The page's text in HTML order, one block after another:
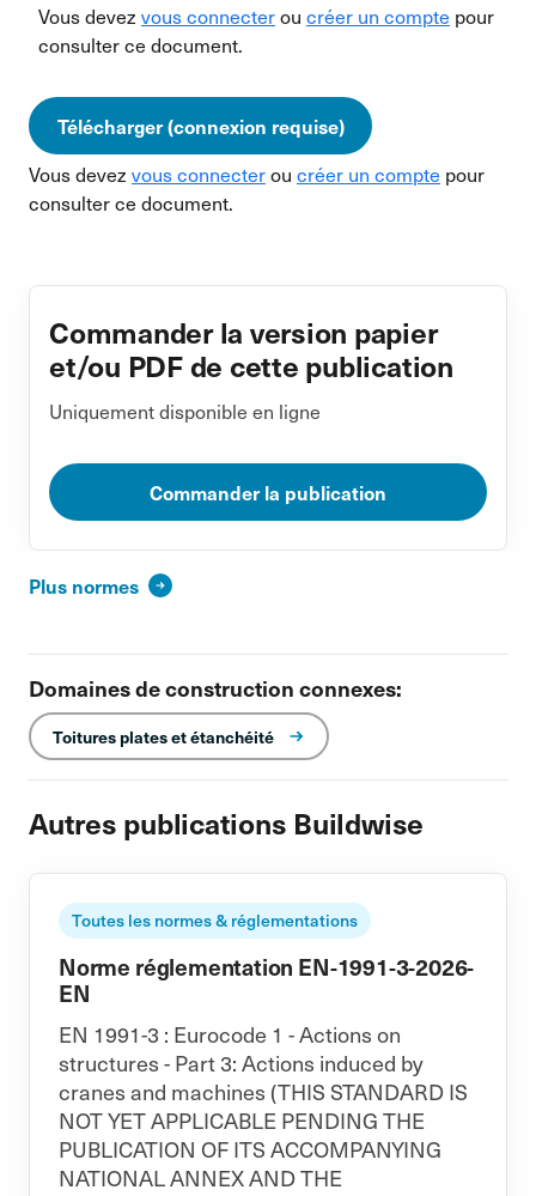
Vous devez vous connecterou créer un compte pour
consulter ce document.
Télécharger (connexion requise)
Vous devez vous connecterou créer un compte pour
consulter ce document.
Commander la version papier
et/ou PDF de cette publication
Uniquement disponible en ligne
Commander la publication
Plus normes
Domaines de construction connexes:
Toitures plates et étanchéité
Autres publications Buildwise
Toutes les normes & réglementations
Norme réglementation EN-1991-3-2026-
EN
EN 1991-3 : Eurocode 1 - Actions on
structures - Part 3: Actions induced by
cranes and machines (THIS STANDARD IS
NOT YET APPLICABLE PENDING THE
PUBLICATION OF ITS ACCOMPANYING
NATIONAL ANNEX AND THE